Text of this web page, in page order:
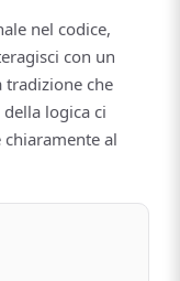
nel codice,
con un
tradizione che
logica ci
al